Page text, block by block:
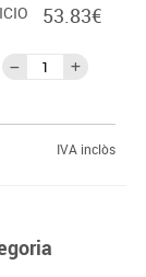
53.83€
IVA inclòs